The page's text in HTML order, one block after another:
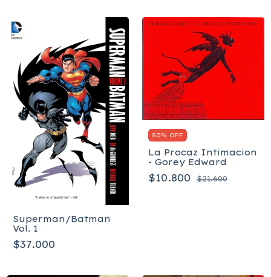
Superman/Batman
Vol. 1
$37.000
50% OFF
La Procaz Intimacion
- Gorey Edward
$10.800 $21.600